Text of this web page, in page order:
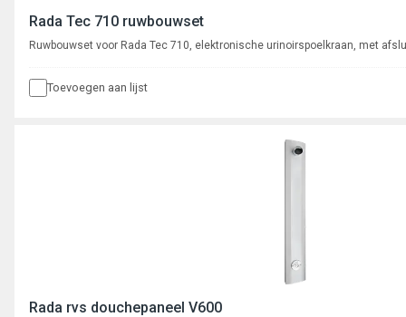
Rada Tec 710 ruwbouwset
Ruwbouwset voor Rada Tec 710, elektronische urinoirspoelkraan, met
Toevoegen aan lijst
Rada rvs douchepaneel V600